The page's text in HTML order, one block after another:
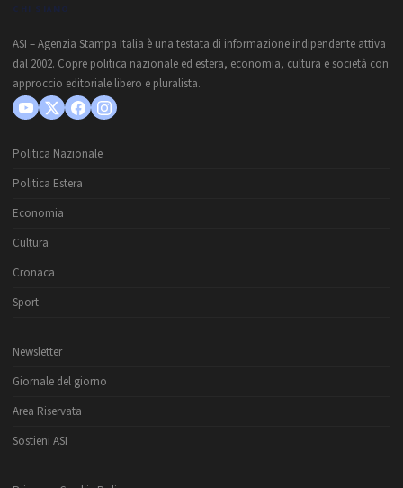
CHI SIAMO
ASI – Agenzia Stampa Italia è una testata di informazione indipendente attiva
dal 2002. Copre politica nazionale ed estera, economia, cultura e società con
approccio editoriale libero e pluralista.
Politica Nazionale
Politica Estera
Economia
Cultura
Cronaca
Sport
Newsletter
Giornale del giorno
Area Riservata
Sostieni ASI